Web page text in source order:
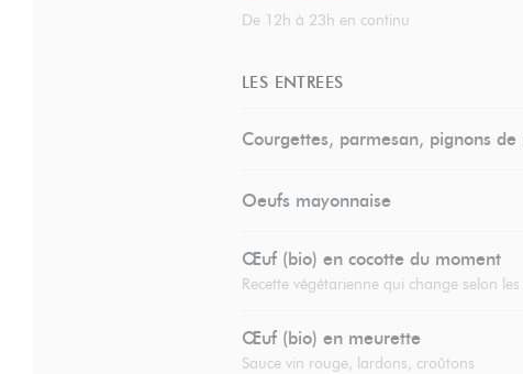
De 12h à 23h en continu
LES ENTREES
Courgettes, parmesan, pignons de
Oeufs mayonnaise
Œuf (bio) en cocotte du moment
Recette végétarienne qui change selon
Œuf (bio) en meurette
Sauce vin rouge, lardons, croûtons